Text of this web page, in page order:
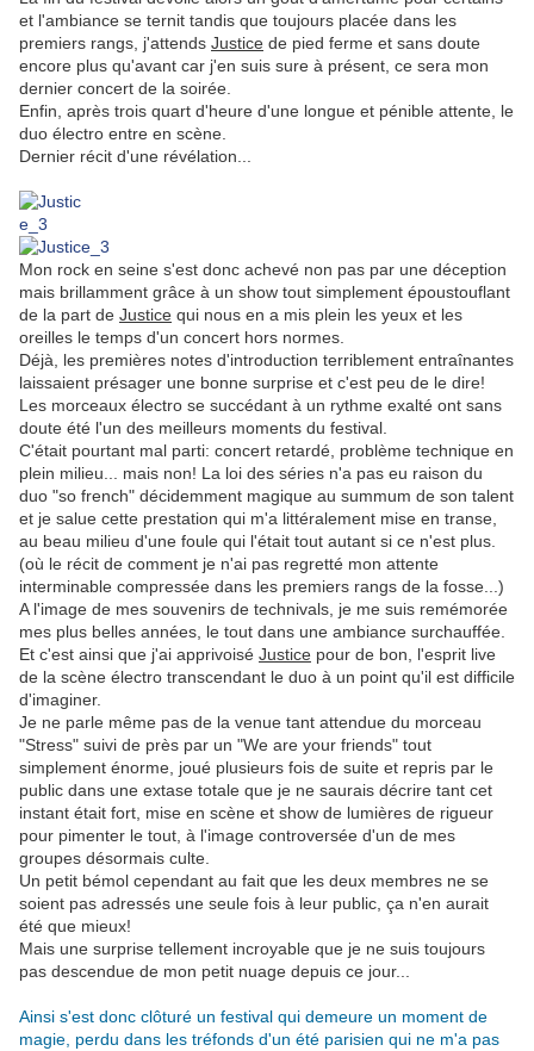
et l'ambiance se ternit tandis que toujours placée dans les
premiers rangs, j'attends Justice de pied ferme et sans doute
encore plus qu'avant car j'en suis sure à présent, ce sera mon
dernier concert de la soirée.
Enfin, après trois quart d'heure d'une longue et pénible attente, le
duo électro entre en scène.
Dernier récit d'une révélation...
Mon rock en seine s'est donc achevé non pas par une déception
mais brillamment grâce à un show tout simplement époustouflant
de la part de Justice qui nous en a mis plein les yeux et les
oreilles le temps d'un concert hors normes.
Déjà, les premières notes d'introduction terriblement entraînantes
laissaient présager une bonne surprise et c'est peu de le dire!
Les morceaux électro se succédant à un rythme exalté ont sans
doute été l'un des meilleurs moments du festival.
C'était pourtant mal parti: concert retardé, problème technique en
plein milieu... mais non! La loi des séries n'a pas eu raison du
duo "so french" décidemment magique au summum de son talent
et je salue cette prestation qui m'a littéralement mise en transe,
au beau milieu d'une foule qui l'était tout autant si ce n'est plus.
(où le récit de comment je n'ai pas regretté mon attente
interminable compressée dans les premiers rangs de la fosse...)
A l'image de mes souvenirs de technivals, je me suis remémorée
mes plus belles années, le tout dans une ambiance surchauffée.
Et c'est ainsi que j'ai apprivoisé Justice pour de bon, l'esprit live
de la scène électro transcendant le duo à un point qu'il est difficile
d'imaginer.
Je ne parle même pas de la venue tant attendue du morceau
"Stress" suivi de près par un "We are your friends" tout
simplement énorme, joué plusieurs fois de suite et repris par le
public dans une extase totale que je ne saurais décrire tant cet
instant était fort, mise en scène et show de lumières de rigueur
pour pimenter le tout, à l'image controversée d'un de mes
groupes désormais culte.
Un petit bémol cependant au fait que les deux membres ne se
soient pas adressés une seule fois à leur public, ça n'en aurait
été que mieux!
Mais une surprise tellement incroyable que je ne suis toujours
pas descendue de mon petit nuage depuis ce jour...
Ainsi s'est donc clôturé un festival qui demeure un moment de
magie, perdu dans les tréfonds d'un été parisien qui ne m'a pas